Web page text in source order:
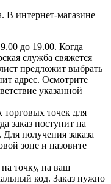
В интернет-магазине
до 19.00. Когда
служба свяжется
предложит выбрать
адрес. Осмотрите
указанной
точек для
заказ поступит на
получения заказа
зоне и назовите
на точку, на ваш
код. Заказ нужно